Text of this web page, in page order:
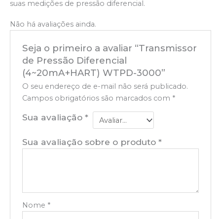
suas medições de pressão diferencial.
Não há avaliações ainda.
Seja o primeiro a avaliar “Transmissor
de Pressão Diferencial
(4~20mA+HART) WTPD-3000”
O seu endereço de e-mail não será publicado.
Campos obrigatórios são marcados com *
Sua avaliação*
Sua avaliação sobre o produto*
Nome *